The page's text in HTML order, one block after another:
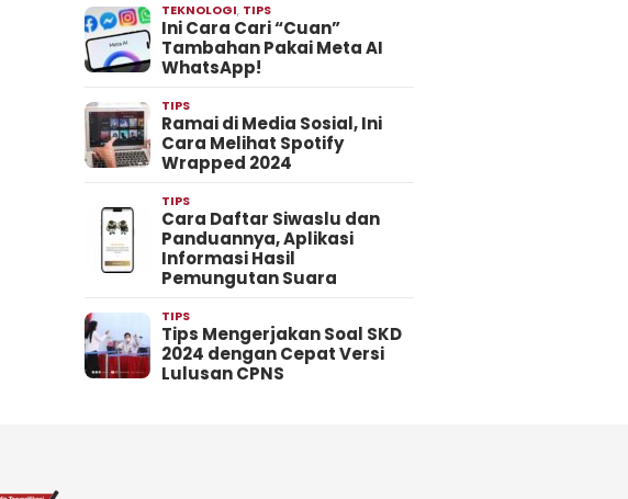
TEKNOLOGI, TIPS
Ini Cara Cari “Cuan”
Tambahan Pakai Meta AI
WhatsApp!
TIPS
Ramai di Media Sosial, Ini
Cara Melihat Spotify
Wrapped 2024
TIPS
Cara Daftar Siwaslu dan
Panduannya, Aplikasi
Informasi Hasil
Pemungutan Suara
TIPS
Tips Mengerjakan Soal SKD
2024 dengan Cepat Versi
Lulusan CPNS